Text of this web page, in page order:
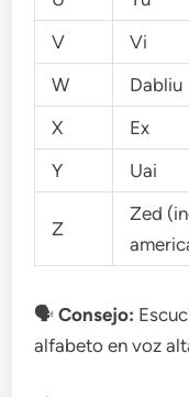
V
Vi
W
Dabliu
X
Ex
Y
Uai
Z
Zed
🗣Consejo:
alfabeto en voz